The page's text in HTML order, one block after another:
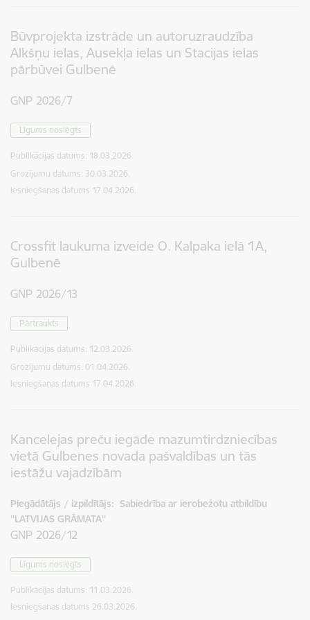
Būvprojekta izstrāde un autoruzraudzība
Alkšņu ielas, Ausekļa ielas un Stacijas ielas
pārbūvei Gulbenē
GNP 2026/7
Līgums noslēgts
Publikācijas datums: 18.03.2026.
Grozījumu datums: 30.03.2026.
Iesniegšanas datums 17.04.2026.
Crossfit laukuma izveide O. Kalpaka ielā 1A,
Gulbenē
GNP 2026/13
Pārtraukts
Publikācijas datums: 12.03.2026.
Grozījumu datums: 01.04.2026.
Iesniegšanas datums 17.04.2026.
Kancelejas preču iegāde mazumtirdzniecības
vietā Gulbenes novada pašvaldības un tās
iestāžu vajadzībām
Piegādātājs / izpildītājs: Sabiedrība ar ierobežotu atbildību
''LATVIJAS GRĀMATA''
GNP 2026/12
Līgums noslēgts
Publikācijas datums: 11.03.2026.
Iesniegšanas datums 26.03.2026.